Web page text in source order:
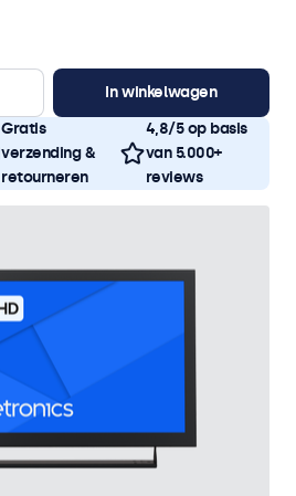
In winkelwagen
Gratis
verzending &
retourneren
4,8/5 op basis
van 5.000+
reviews